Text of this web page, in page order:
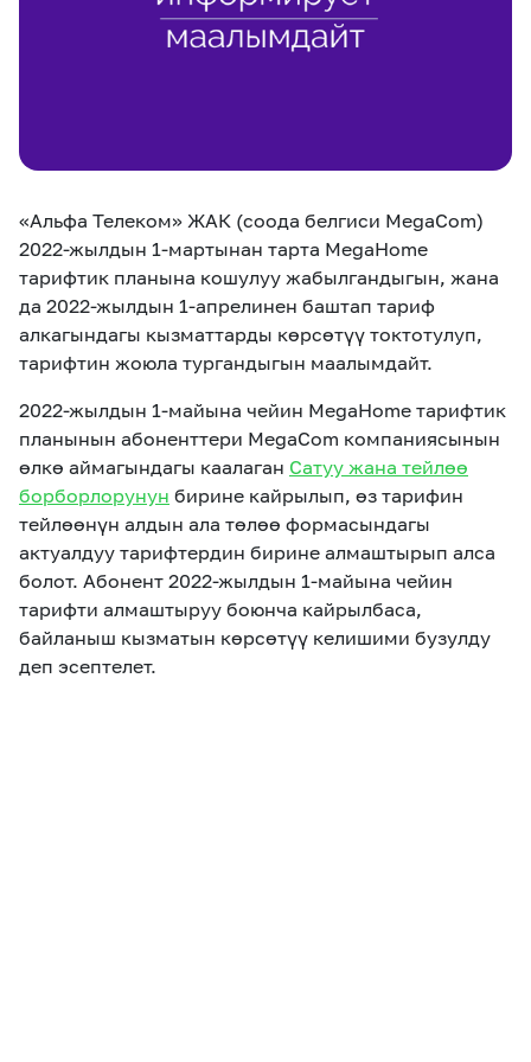
M2M
Кызматтар Көңүл ачуучу Соц. тармактар
Чалуулар жана
SMS
Номерди тандоо SIM жеткирүү
Компания
Биз жөнүндө Жаңылыктар MEGAда иште
Өнөктөштөргө
жана каптоо
Кызмат көрсөтүүлөр
MegaTV MegaPay MegaKassa
«Альфа Телеком» ЖАК (соода белгиси MegaCom)
2022-жылдын 1-мартынан тарта MegaHome
тарифтик планына кошулуу жабылгандыгын, жана
да 2022-жылдын 1-апрелинен баштап тариф
алкагындагы кызматтарды көрсөтүү токтотулуп,
тарифтин жоюла тургандыгын маалымдайт.
2022-жылдын 1-майына чейин MegaHome тарифтик
планынын абоненттери MegaCom компаниясынын
өлкө аймагындагы каалаган Сатуу жана тейлөө
борборлорунун бирине кайрылып, өз тарифин
тейлөөнүн алдын ала төлөө формасындагы
актуалдуу тарифтердин бирине алмаштырып алса
болот. Абонент 2022-жылдын 1-майына чейин
тарифти алмаштыруу боюнча кайрылбаса,
байланыш кызматын көрсөтүү келишими бузулду
деп эсептелет.